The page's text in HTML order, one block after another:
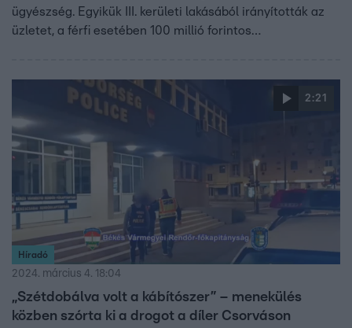
ügyészség. Egyikük III. kerületi lakásából irányították az
üzletet, a férfi esetében 100 millió forintos
2:21
Híradó
2024. március 4. 18:04
„Szétdobálva volt a kábítószer” – menekülés
közben szórta ki a drogot a díler Csorváson